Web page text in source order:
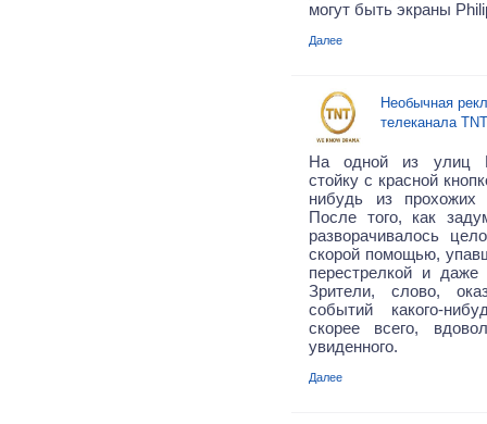
могут быть экраны
Далее
Необычная
телеканала TNT
На одной из улиц
стойку с красной
нибудь из
После того, как
разворачивалось
скорой помощью,
перестрелкой и даже
Зрители, слово,
событий какого-
скорее всего,
увиденного.
Далее